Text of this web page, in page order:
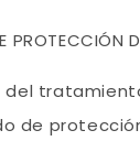
PROTECCIÓN
del
de